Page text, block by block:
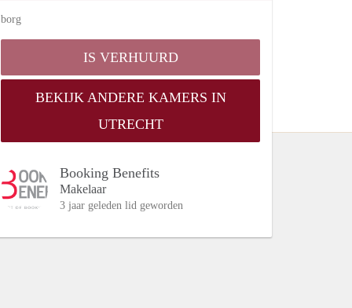
borg
IS VERHUURD
BEKIJK ANDERE KAMERS IN
UTRECHT
Booking Benefits
Makelaar
3 jaar geleden lid geworden